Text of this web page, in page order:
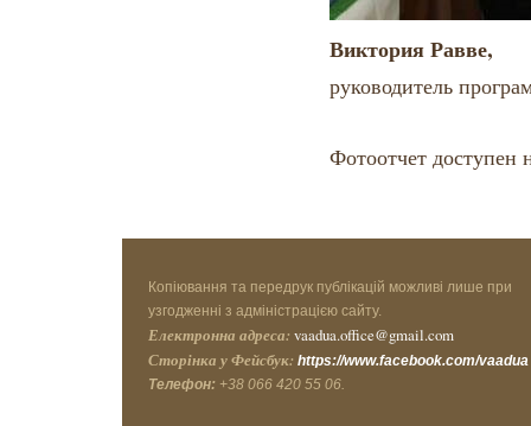
Виктория Равве,
руководитель
Фотоотчет доступен
Копіювання та передрук публікацій можливі лише при
узгодженні з адміністрацією сайту.
Електронна адреса: vaadua.office@gmail.com
Сторінка у Фейсбук: https://www.facebook.com/vaadua
Телефон: +38 066 420 55 06.